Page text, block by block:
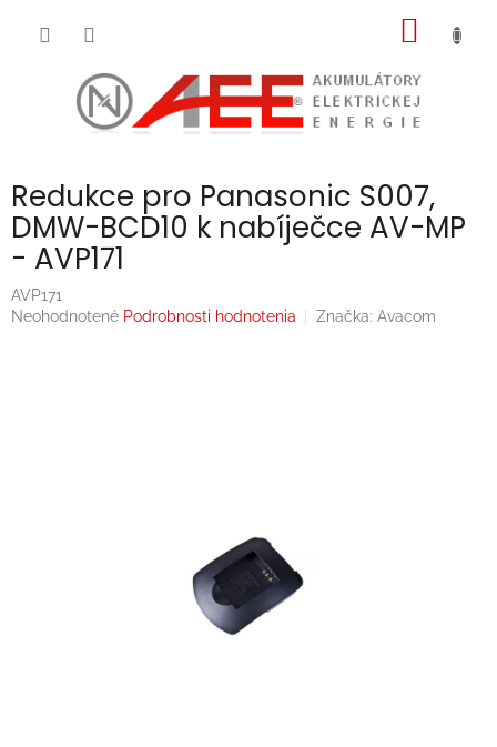
Redukce pro Panasonic S007,
DMW-BCD10 k nabíječce AV-MP
- AVP171
AVP171
Priemerné
Neohodnotené Podrobnosti hodnotenia Značka: Avacom